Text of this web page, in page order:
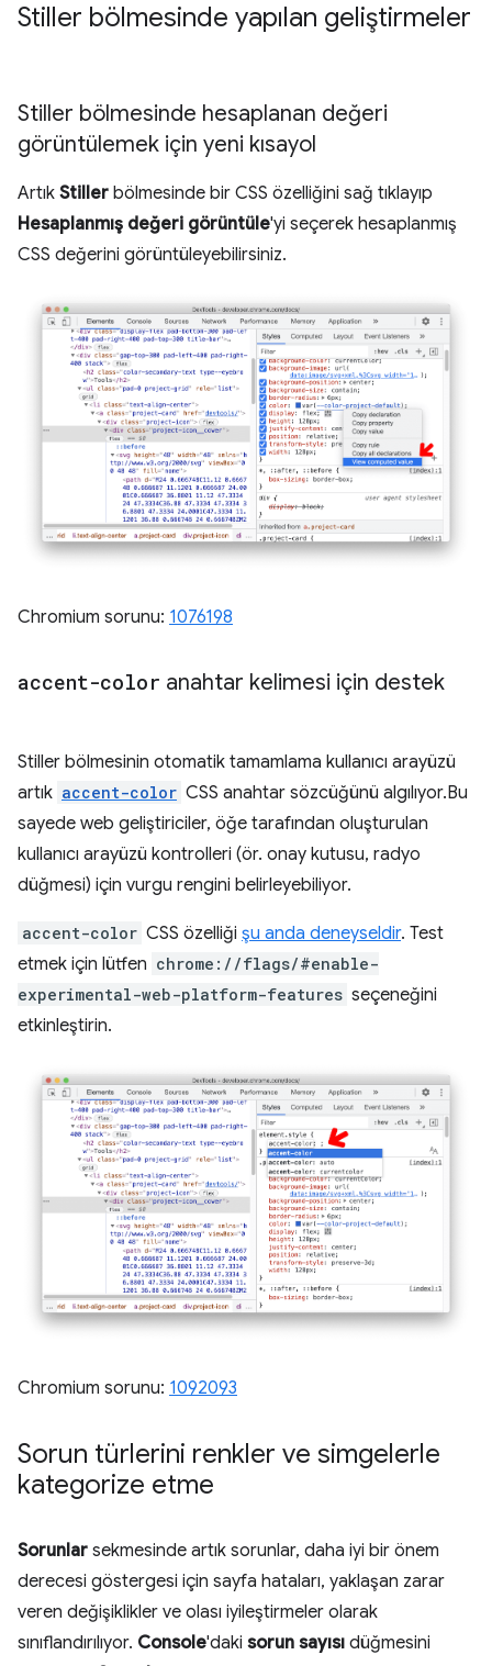
Stiller bölmesinde yapılan geliştirmeler
Stiller bölmesinde hesaplanan değeri
görüntülemek için yeni kısayol
Artık Stiller bölmesinde bir CSS özelliğini sağ tıklayıp
Hesaplanmış değeri görüntüle'yi seçerek hesaplanmış
CSS değerini görüntüleyebilirsiniz.
Chromium sorunu: 1076198
accent-color anahtar kelimesi için destek
Stiller bölmesinin otomatik tamamlama kullanıcı arayüzü
artık accent-color CSS anahtar sözcüğünü algılıyor.Bu
sayede web geliştiriciler, öğe tarafından oluşturulan
kullanıcı arayüzü kontrolleri (ör. onay kutusu, radyo
düğmesi) için vurgu rengini belirleyebiliyor.
accent-color CSS özelliği şu anda deneyseldir. Test
etmek için lütfen chrome://flags/#enable-
experimental-web-platform-features seçeneğini
etkinleştirin.
Chromium sorunu: 1092093
Sorun türlerini renkler ve simgelerle
kategorize etme
Sorunlar sekmesinde artık sorunlar, daha iyi bir önem
derecesi göstergesi için sayfa hataları, yaklaşan zarar
veren değişiklikler ve olası iyileştirmeler olarak
sınıflandırılıyor. Console'daki sorun sayısı düğmesini